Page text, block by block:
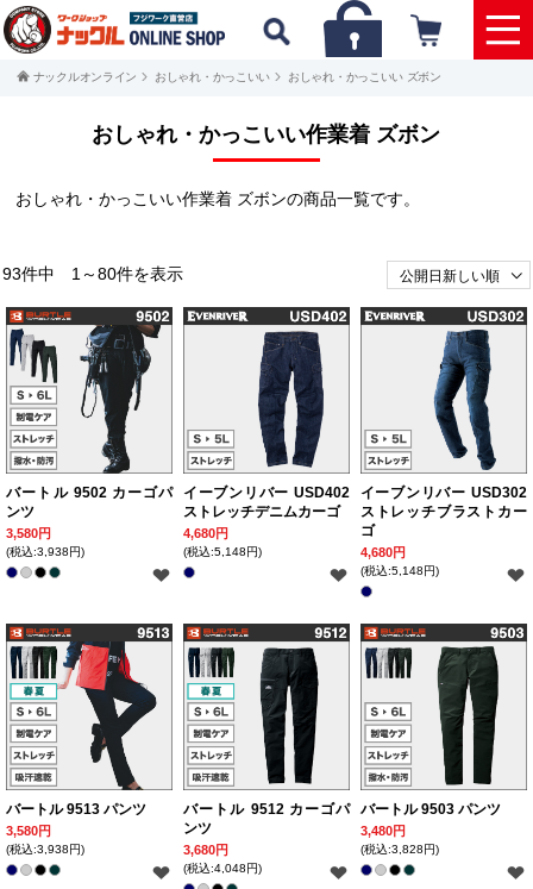
ナックルオンライン おしゃれ・かっこいい おしゃれ・かっこいい ズボン
おしゃれ・かっこいい作業着 ズボン
おしゃれ・かっこいい作業着 ズボンの商品一覧です。
93件中 1～80件を表示
バートル 9502 カーゴパ
ンツ
3,580円
(税込:3,938円)
イーブンリバー USD402
ストレッチデニムカーゴ
4,680円
(税込:5,148円)
イーブンリバー USD302
ストレッチブラストカー
ゴ
4,680円
(税込:5,148円)
バートル 9513 パンツ
3,580円
(税込:3,938円)
バートル 9512 カーゴパ
ンツ
3,680円
(税込:4,048円)
バートル 9503 パンツ
3,480円
(税込:3,828円)